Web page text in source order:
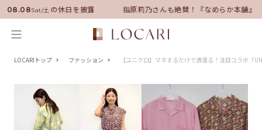
08.08Sat/土
！いい男の休日を披露 指原莉乃さんも絶賛！『なめらか本舗』保湿
LOCARIトップ ファッション 【ユニクロ】マネするだけで洒落る！注目コラボ「